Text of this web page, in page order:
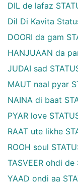
DIL de lafaz
Dil Di Kavita
DOORI da gam
HANJUAAN da
JUDAI sad
MAUT naal pyar
NAINA di baat
PYAR love
RAAT ute likhe
ROOH soul
TASVEER ohdi de
YAAD ondi aa